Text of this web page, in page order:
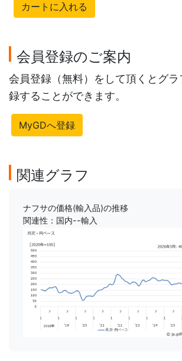
カートに入れる
会員登録のご案内
会員登録（無料）をして頂くとグ
録することができます。
MyGDへ登録
関連グラフ
ナフサの価格(輸入品)の推移
関連性：国内--輸入